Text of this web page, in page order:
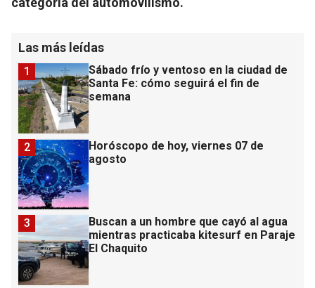
Las más leídas
Sábado frío y ventoso en la ciudad de
Santa Fe: cómo seguirá el fin de
semana
1
Horóscopo de hoy, viernes 07 de
agosto
2
Buscan a un hombre que cayó al agua
mientras practicaba kitesurf en Paraje
El Chaquito
3